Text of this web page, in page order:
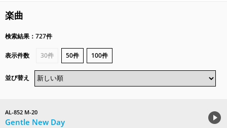
楽曲
検索結果：727件
表示件数 30件 50件 100件
並び替え
AL-852 M-20
Gentle New Day